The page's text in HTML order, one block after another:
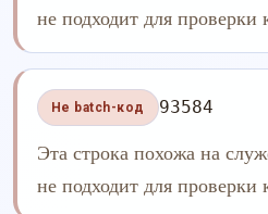
не подходит для проверки
Не batch-код 93584
Эта строка похожа на
не подходит для проверки